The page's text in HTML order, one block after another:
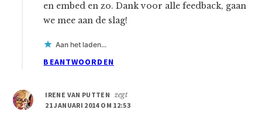
en embed en zo. Dank voor alle feedback, gaan
we mee aan de slag!
Aan het laden...
BEANTWOORDEN
IRENE VAN PUTTEN
zegt
21 JANUARI 2014 OM 12:53